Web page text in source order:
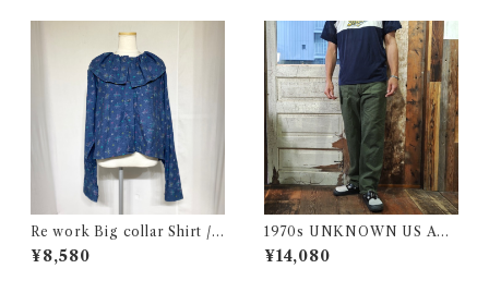
Re work Big collar Shirt /
リワーク ビックカラー シャツ
古着
¥8,580
1970s UNKNOWN US AR
MY Style Utility Pants / Ba
ker 70年代 米軍 ベイカー パ
¥14,080